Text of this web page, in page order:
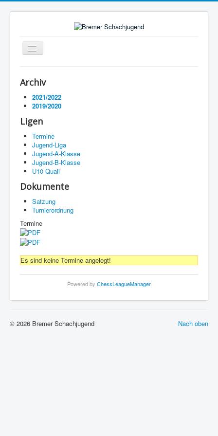
Navigation
an/aus
Termine
Impressum
Archiv
2021/2022
2019/2020
Ligen
Termine
Jugend-Liga
Jugend-A-Klasse
Jugend-B-Klasse
U10 Quali
Dokumente
Satzung
Turnierordnung
Termine
Es sind keine Termine angelegt!
Powered by ChessLeagueManager
Nach oben
© 2026 Bremer Schachjugend